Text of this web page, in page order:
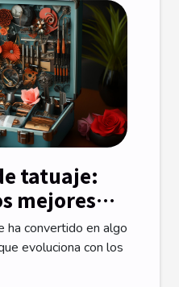
tatuaje:
mejores
en
ha convertido en algo
evoluciona con los